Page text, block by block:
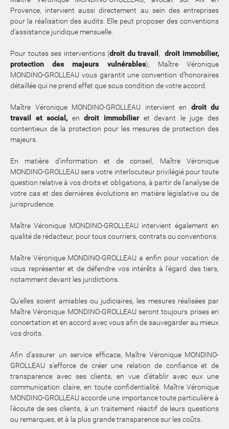
Provence, intervient aussi directement au sein des entreprises
pour la réalisation des audits. Elle peut proposer des conventions
d'assistance juridique mensuelle.
Pour toutes ses interventions (droit du travail ,droit immobilier,
protection des majeurs vulnérables), Maître Véronique
MONDINO-GROLLEAU vous garantit une convention d’honoraires
détaillée qui ne prend effet que sous condition de votre accord.
Maître Véronique MONDINO-GROLLEAU intervient en droit du
travail et social, endroit immobilier et devant le juge des
contentieux de la protection pour les mesures de protection des
majeurs.
En matière d'information et de conseil, Maître Véronique
MONDINO-GROLLEAU sera votre interlocuteur privilégié pour toute
question relative à vos droits et obligations, à partir de l'analyse de
votre cas et des dernières évolutions en matière législative ou de
jurisprudence.
Maître Véronique MONDINO-GROLLEAU intervient également en
qualité de rédacteur, pour tous courriers, contrats ou conventions.
Maître Véronique MONDINO-GROLLEAU a enfin pour vocation de
vous représenter et de défendre vos intérêts à l'égard des tiers,
notamment devant les juridictions.
Qu'elles soient amiables ou judiciaires, les mesures réalisées par
Maître Véronique MONDINO-GROLLEAU seront toujours prises en
concertation et en accord avec vous afin de sauvegarder au mieux
vos droits.
Afin d'assurer un service efficace, Maître Véronique MONDINO-
GROLLEAU s'efforce de créer une relation de confiance et de
transparence avec ses clients, en vue d'établir avec eux une
communication claire, en toute confidentialité. Maître Véronique
MONDINO-GROLLEAU accorde une importance toute particulière à
l'écoute de ses clients, à un traitement réactif de leurs questions
ou remarques, et à la plus grande transparence sur les coûts.